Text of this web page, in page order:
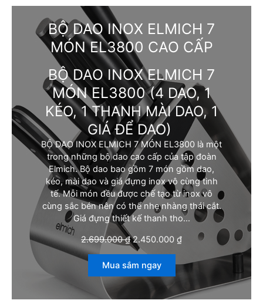
BỘ DAO INOX ELMICH 7
MÓN EL3800 CAO CẤP
BỘ DAO INOX ELMICH 7
MÓN EL3800(4 DAO, 1
KÉO, 1 THANH MÀI DAO, 1
GIÁ ĐỂ DAO)
BỘ DAO INOX ELMICH 7 MÓN EL3800 là một
trong những bộ dao cao cấp của tập đoàn
Elmich. Bộ dao bao gồm 7 món gồm dao,
kéo, mài dao và giá đựng inox vô cùng tinh
tế. Mỗi món đều được chế tạo từ inox vô
cùng sắc bén nên có thể nhẹ nhàng thái cắt.
Giá đựng thiết kế thanh tho…
2.699.000₫G
i
g
ố
l
2.450.000 ₫G
h
ệ
n
Mua sắm ngay